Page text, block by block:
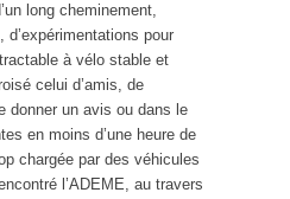
long cheminement,
pour
à vélo stable et
celui d’amis, de
donner un avis ou dans le
en moins d’une heure de
chargée par des véhicules
l’ADEME, au travers